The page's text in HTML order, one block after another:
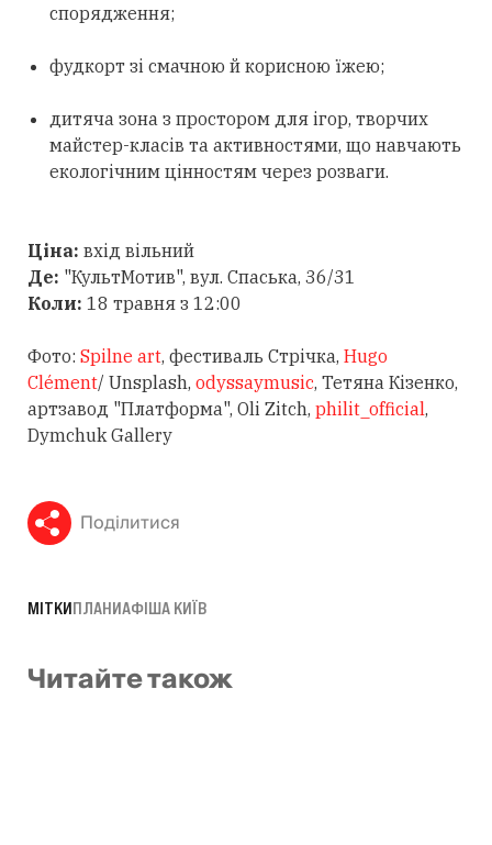
спорядження;
фудкорт зі смачною й корисною їжею;
дитяча зона з простором для ігор, творчих
майстер-класів та активностями, що навчають
екологічним цінностям через розваги.
Ціна: вхід вільний
Де: "КультМотив", вул. Спаська, 36/31
Коли: 18 травня з 12:00
Фото: Spilne art, фестиваль Стрічка, Hugo
Clément/ Unsplash, odyssaymusic, Тетяна Кізенко,
артзавод "Платформа", Oli Zitch, philit_official,
Dymchuk Gallery
Поділитися
МІТКИПЛАНИАФІША КИЇВ
Читайте також